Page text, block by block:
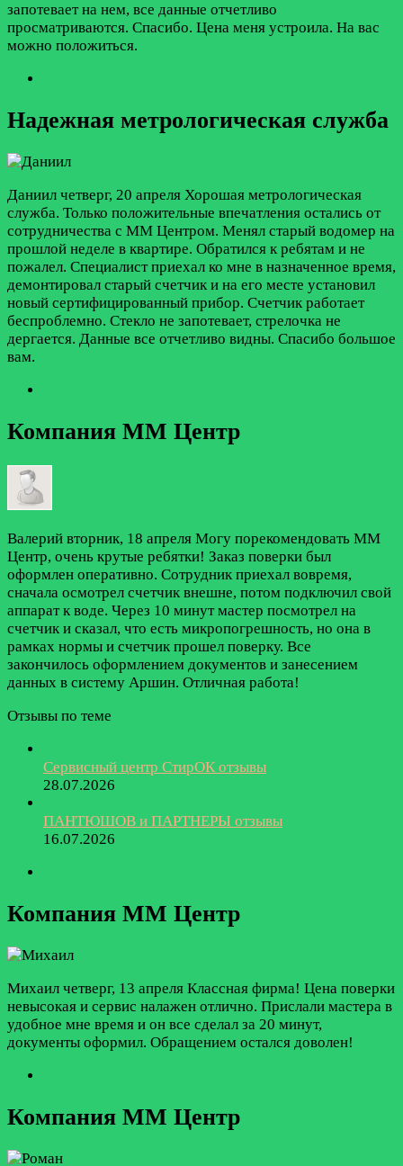
запотевает на нем, все данные отчетливо
просматриваются. Спасибо. Цена меня устроила. На вас
можно положиться.
Надежная метрологическая служба
Даниил четверг, 20 апреля Хорошая метрологическая
служба. Только положительные впечатления остались от
сотрудничества с ММ Центром. Менял старый водомер на
прошлой неделе в квартире. Обратился к ребятам и не
пожалел. Специалист приехал ко мне в назначенное время,
демонтировал старый счетчик и на его месте установил
новый сертифицированный прибор. Счетчик работает
беспроблемно. Стекло не запотевает, стрелочка не
дергается. Данные все отчетливо видны. Спасибо большое
вам.
Компания ММ Центр
Валерий вторник, 18 апреля Могу порекомендовать ММ
Центр, очень крутые ребятки! Заказ поверки был
оформлен оперативно. Сотрудник приехал вовремя,
сначала осмотрел счетчик внешне, потом подключил свой
аппарат к воде. Через 10 минут мастер посмотрел на
счетчик и сказал, что есть микропогрешность, но она в
рамках нормы и счетчик прошел поверку. Все
закончилось оформлением документов и занесением
данных в систему Аршин. Отличная работа!
Отзывы по теме
Сервисный центр СтирОК отзывы
28.07.2026
ПАНТЮШОВ и ПАРТНЕРЫ отзывы
16.07.2026
Компания ММ Центр
Михаил четверг, 13 апреля Классная фирма! Цена поверки
невысокая и сервис налажен отлично. Прислали мастера в
удобное мне время и он все сделал за 20 минут,
документы оформил. Обращением остался доволен!
Компания ММ Центр